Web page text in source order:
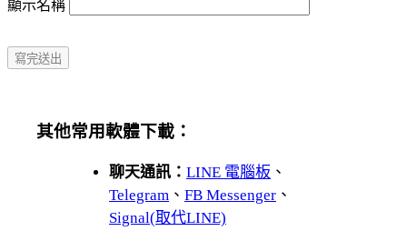
顯示名稱
其他常用軟體下載：
聊天通訊： LINE 電腦板 、
Telegram 、 FB Messenger 、
Signal(取代LINE)